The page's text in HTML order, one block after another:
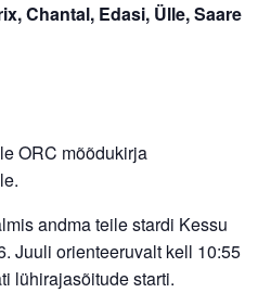
Chantal, Edasi, Ülle, Saare
ORC mõõdukirja
andma teile stardi Kessu
Juuli orienteeruvalt kell 10:55
lühirajasõitude starti.